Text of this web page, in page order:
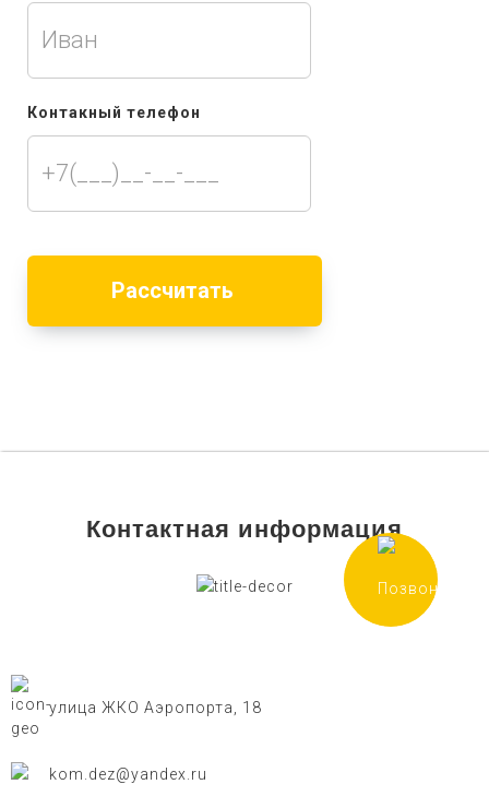
Контакный телефон
Контактная информация
улица ЖКО Аэропорта, 18
kom.dez@yandex.ru